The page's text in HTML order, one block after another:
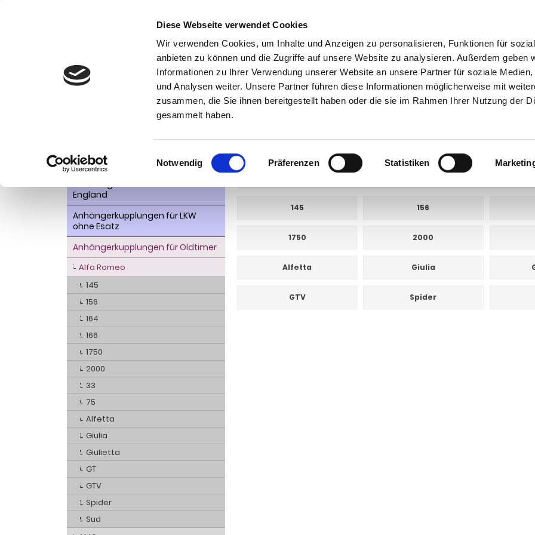
Diese Webseite verwendet Cookies
Wir verwenden Cookies, um Inhalte und Anzeigen zu personalisieren, Funktionen für
anbieten zu können und die Zugriffe auf unsere Website zu analysieren. Außerdem geben
Informationen zu Ihrer Verwendung unserer Website an unsere Partner für soziale Medien,
und Analysen weiter. Unsere Partner führen diese Informationen möglicherweise mit
zusammen, die Sie ihnen bereitgestellt haben oder die sie im Rahmen Ihrer Nutzung der
gesammelt haben.
Einwilligungsauswahl
Notwendig Präferenzen Statistiken
Kontakt 0 44 89 - 92 34 67 6 AHK-Finder Kasse
Alfa Romeo
145 156
1750 2000
Alfetta Giulia
GTV Spider
Kategorien
AHK- Zubehör, Ersatzteile
Anhängelast erhöhen
Anhängerkupplungen für
Fahrzeuge aus den USA Canada
England
Anhängerkupplungen für LKW
ohne Esatz
Anhängerkupplungen für Oldtimer
Alfa Romeo
145
156
164
166
1750
2000
33
75
Alfetta
Giulia
Giulietta
GT
GTV
Spider
Sud